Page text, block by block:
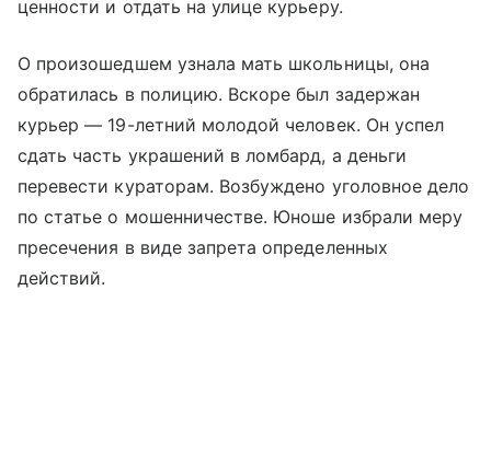
ценности и отдать на улице курьеру.
О произошедшем узнала мать школьницы, она
обратилась в полицию. Вскоре был задержан
курьер — 19-летний молодой человек. Он успел
сдать часть украшений в ломбард, а деньги
перевести кураторам. Возбуждено уголовное дело
по статье о мошенничестве. Юноше избрали меру
пресечения в виде запрета определенных
действий.